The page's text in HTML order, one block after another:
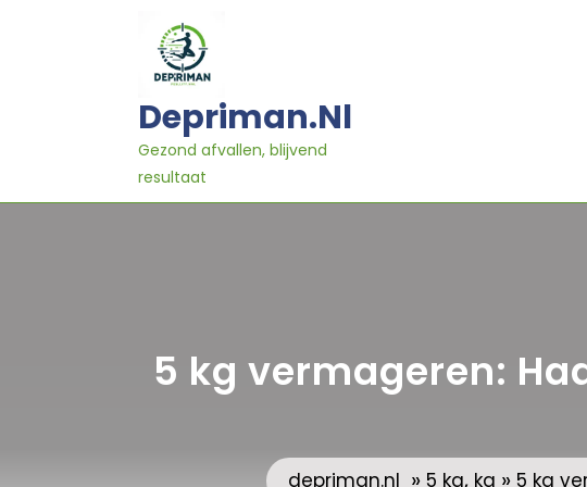
Depriman.nl
Gezond afvallen, blijvend
resultaat
5 kg vermageren:
depriman.nl » 5 kg, kg » 5 kg